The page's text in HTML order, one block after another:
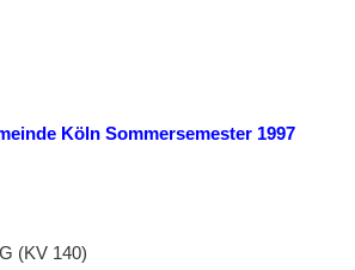
Köln Sommersemester 1997
(KV 140)